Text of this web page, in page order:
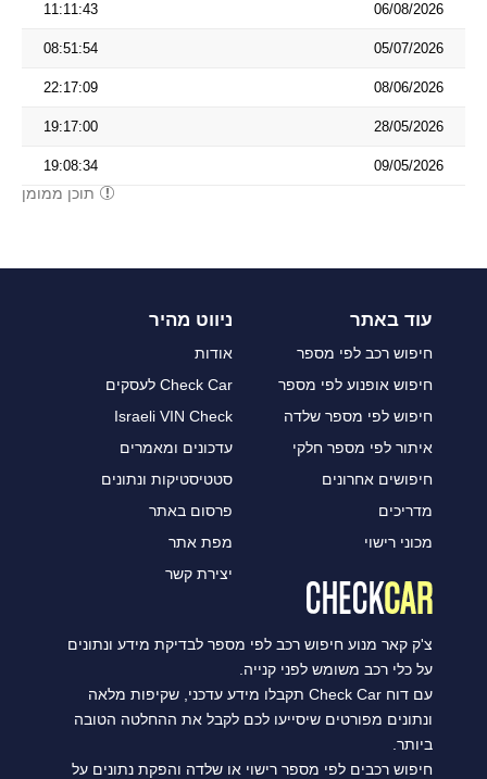
06/08/2026
11:11:43
05/07/2026
08:51:54
08/06/2026
22:17:09
28/05/2026
19:17:00
09/05/2026
19:08:34
תוכן ממומן
עוד באתר
חיפוש רכב לפי מספר
חיפוש אופנוע לפי מספר
חיפוש לפי מספר שלדה
איתור לפי מספר חלקי
חיפושים אחרונים
מדריכים
מכוני רישוי
ניווט מהיר
אודות
Check Car לעסקים
Israeli VIN Check
עדכונים ומאמרים
סטטיסטיקות ונתונים
פרסום באתר
מפת אתר
יצירת קשר
צ'ק קאר מנוע חיפוש רכב לפי מספר לבדיקת מידע ונתונים
על כלי רכב משומש לפני קנייה.
עם דוח Check Car תקבלו מידע עדכני, שקיפות מלאה
ונתונים מפורטים שיסייעו לכם לקבל את ההחלטה הטובה
ביותר.
חיפוש רכבים לפי מספר רישוי או שלדה והפקת נתונים על